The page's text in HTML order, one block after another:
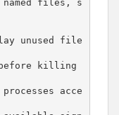
named files, s